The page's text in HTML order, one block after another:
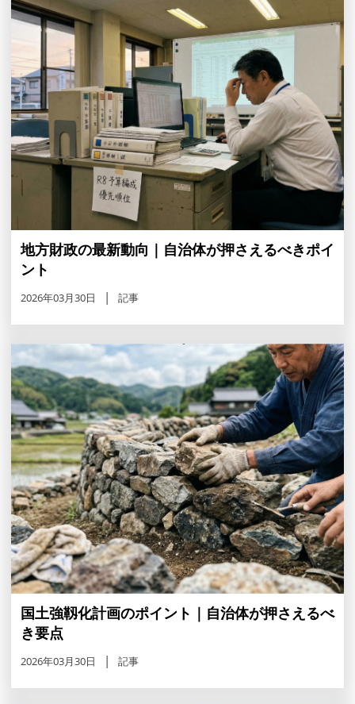
地方財政の最新動向｜自治体が押さえるべきポイ
ント
2026年03月30日 記事
国土強靱化計画のポイント｜自治体が押さえるべ
き要点
2026年03月30日 記事